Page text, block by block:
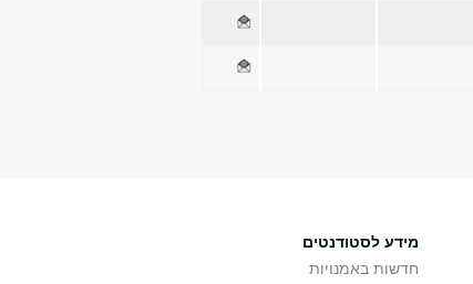
מידע לסטודנטים
חדשות באמנויות